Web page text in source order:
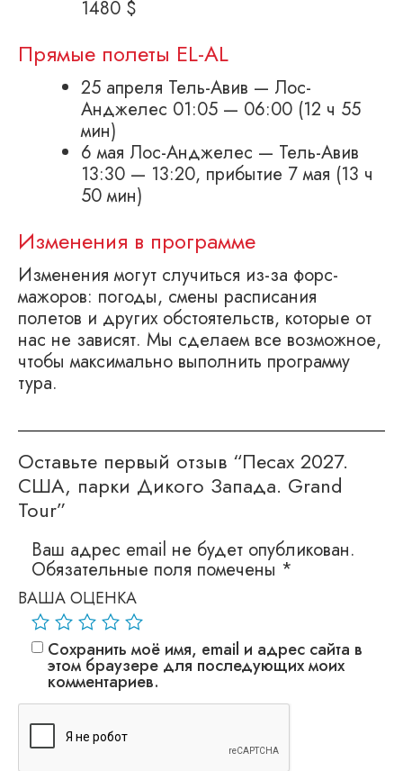
1480 $
Прямые полеты EL-AL
25 апреля Тель-Авив — Лос-
Анджелес 01:05 — 06:00 (12 ч 55
мин)
6 мая Лос-Анджелес — Тель-Авив
13:30 — 13:20, прибытие 7 мая (13 ч
50 мин)
Изменения в программе
Изменения могут случиться из-за форс-
мажоров: погоды, смены расписания
полетов и других обстоятельств, которые от
нас не зависят. Мы сделаем все возможное,
чтобы максимально выполнить программу
тура.
Оставьте первый отзыв “Песах 2027.
США, парки Дикого Запада. Grand
Tour”
Ваш адрес email не будет опубликован.
Обязательные поля помечены *
ВАША ОЦЕНКА
Сохранить моё имя, email и адрес сайта в
этом браузере для последующих моих
комментариев.